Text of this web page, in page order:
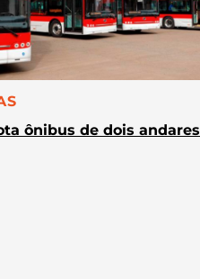
ônibus de dois andares